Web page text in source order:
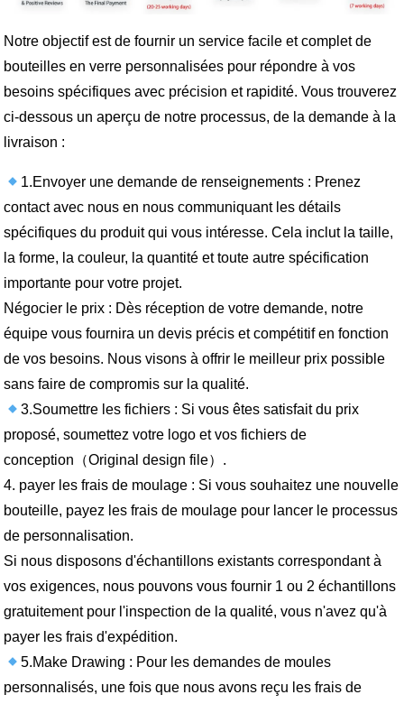
Notre objectif est de fournir un service facile et complet de
bouteilles en verre personnalisées pour répondre à vos
besoins spécifiques avec précision et rapidité. Vous trouverez
ci-dessous un aperçu de notre processus, de la demande à la
livraison :
1.Envoyer une demande de renseignements : Prenez
contact avec nous en nous communiquant les détails
spécifiques du produit qui vous intéresse. Cela inclut la taille,
la forme, la couleur, la quantité et toute autre spécification
importante pour votre projet.
Négocier le prix : Dès réception de votre demande, notre
équipe vous fournira un devis précis et compétitif en fonction
de vos besoins. Nous visons à offrir le meilleur prix possible
sans faire de compromis sur la qualité.
3.Soumettre les fichiers : Si vous êtes satisfait du prix
proposé, soumettez votre logo et vos fichiers de
conception（Original design file）.
4. payer les frais de moulage : Si vous souhaitez une nouvelle
bouteille, payez les frais de moulage pour lancer le processus
de personnalisation.
Si nous disposons d'échantillons existants correspondant à
vos exigences, nous pouvons vous fournir 1 ou 2 échantillons
gratuitement pour l'inspection de la qualité, vous n'avez qu'à
payer les frais d'expédition.
5.Make Drawing : Pour les demandes de moules
personnalisés, une fois que nous avons reçu les frais de